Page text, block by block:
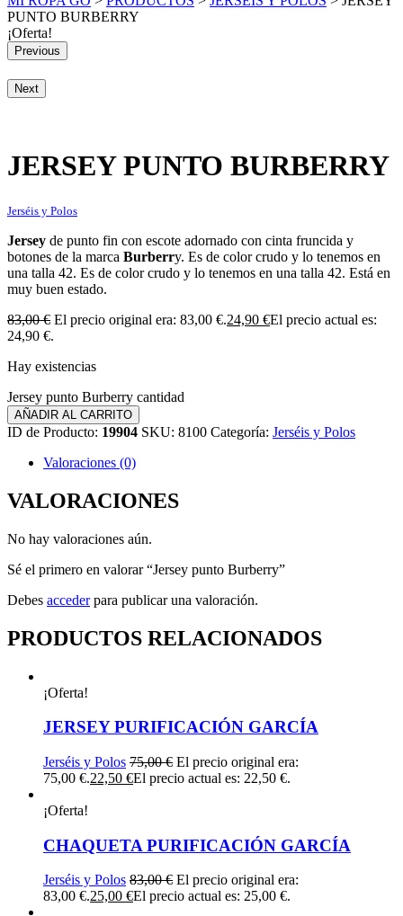
PUNTO BURBERRY
¡Oferta!
Previous
Next
JERSEY PUNTO BURBERRY
Jerséis y Polos
Jersey de punto fin con escote adornado con cinta fruncida y
botones de la marca Burberry. Es de color crudo y lo tenemos en
una talla 42. Es de color crudo y lo tenemos en una talla 42. Está en
muy buen estado.
83,00€ El precio original era: 83,00 €.24,90 €El precio actual es:
24,90 €.
Hay existencias
Jersey punto Burberry cantidad
AÑADIR AL CARRITO
ID de Producto: 19904 SKU: 8100 Categoría: Jerséis y Polos
Valoraciones (0)
VALORACIONES
No hay valoraciones aún.
Sé el primero en valorar “Jersey punto Burberry”
Debes accederpara publicar una valoración.
PRODUCTOS RELACIONADOS
¡Oferta!
JERSEY PURIFICACIÓN GARCÍA
Jerséis y Polos 75,00€ El precio original era:
75,00 €.22,50 €El precio actual es: 22,50 €.
¡Oferta!
CHAQUETA PURIFICACIÓN GARCÍA
Jerséis y Polos 83,00€ El precio original era:
83,00 €.25,00 €El precio actual es: 25,00 €.